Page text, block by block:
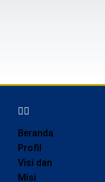
Beranda
Profil
Visi dan
Misi